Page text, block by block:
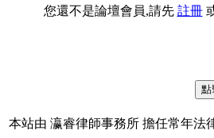
您還不是論壇會員,請先 註冊
本站由 瀛睿律師事務所 擔任常年法